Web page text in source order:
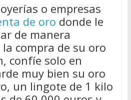
o empresas
de oro donde le
de manera
compra de su oro
confíe solo en
muy bien su oro
un lingote de 1 kilo